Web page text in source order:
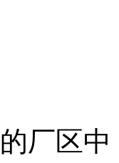
厂区